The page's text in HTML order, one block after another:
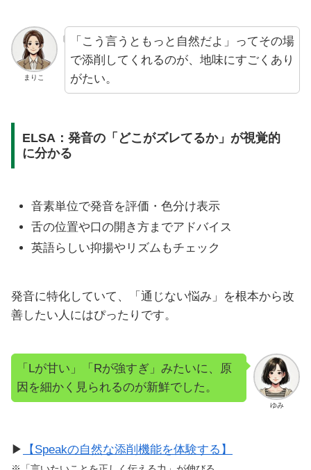
まりこ
「こう言うともっと自然だよ」ってその場
で添削してくれるのが、地味にすごくあり
がたい。
ELSA：発音の「どこがズレてるか」が視覚的
に分かる
音素単位で発音を評価・色分け表示
舌の位置や口の開き方までアドバイス
英語らしい抑揚やリズムもチェック
発音に特化していて、「通じない悩み」を根本から改
善したい人にはぴったりです。
ゆみ
「Lが甘い」「Rが強すぎ」みたいに、原
因を細かく見られるのが新鮮でした。
▶ 【Speakの自然な添削機能を体験する】